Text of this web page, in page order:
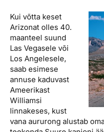
Kui võtta keset
Arizonat olles 40.
maanteel suund
Las Vegasele või
Los Angelesele,
saab esimese
annuse kaduvast
Ameerikast
Williamsi
linnakeses, kust
vana aururong alustab